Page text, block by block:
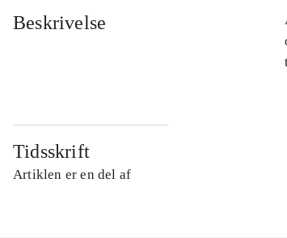
Beskrivelse
Tidsskrift
Artiklen er en del af